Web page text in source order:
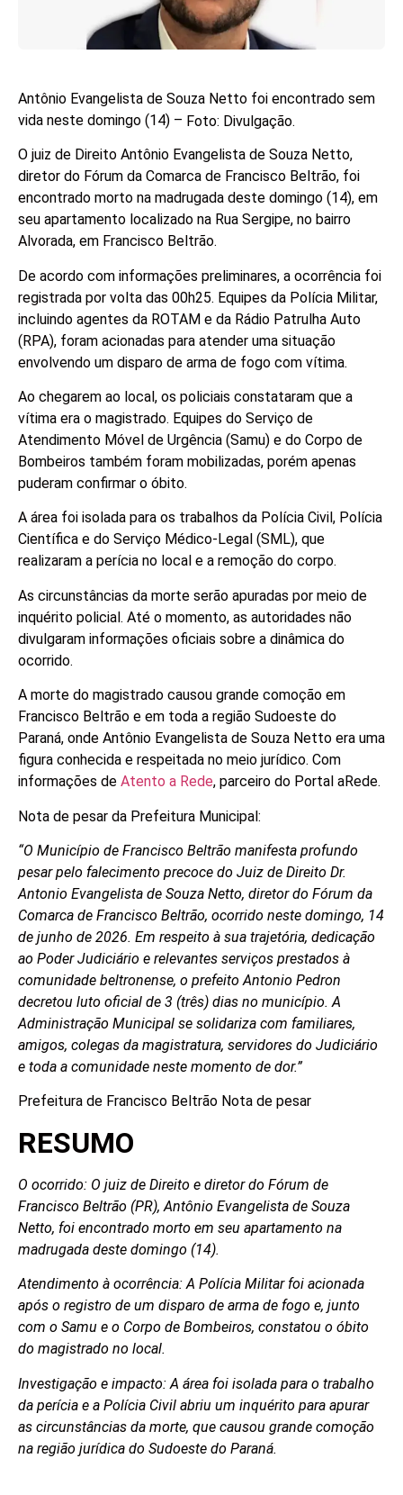
Antônio Evangelista de Souza Netto foi encontrado sem
vida neste domingo (14) – Foto: Divulgação.
O juiz de Direito Antônio Evangelista de Souza Netto,
diretor do Fórum da Comarca de Francisco Beltrão, foi
encontrado morto na madrugada deste domingo (14), em
seu apartamento localizado na Rua Sergipe, no bairro
Alvorada, em Francisco Beltrão.
De acordo com informações preliminares, a ocorrência foi
registrada por volta das 00h25. Equipes da Polícia Militar,
incluindo agentes da ROTAM e da Rádio Patrulha Auto
(RPA), foram acionadas para atender uma situação
envolvendo um disparo de arma de fogo com vítima.
Ao chegarem ao local, os policiais constataram que a
vítima era o magistrado. Equipes do Serviço de
Atendimento Móvel de Urgência (Samu) e do Corpo de
Bombeiros também foram mobilizadas, porém apenas
puderam confirmar o óbito.
A área foi isolada para os trabalhos da Polícia Civil, Polícia
Científica e do Serviço Médico-Legal (SML), que
realizaram a perícia no local e a remoção do corpo.
As circunstâncias da morte serão apuradas por meio de
inquérito policial. Até o momento, as autoridades não
divulgaram informações oficiais sobre a dinâmica do
ocorrido.
A morte do magistrado causou grande comoção em
Francisco Beltrão e em toda a região Sudoeste do
Paraná, onde Antônio Evangelista de Souza Netto era uma
figura conhecida e respeitada no meio jurídico. Com
informações de Atento a Rede, parceiro do Portal aRede.
Nota de pesar da Prefeitura Municipal:
“O Município de Francisco Beltrão manifesta profundo
pesar pelo falecimento precoce do Juiz de Direito Dr.
Antonio Evangelista de Souza Netto, diretor do Fórum da
Comarca de Francisco Beltrão, ocorrido neste domingo, 14
de junho de 2026. Em respeito à sua trajetória, dedicação
ao Poder Judiciário e relevantes serviços prestados à
comunidade beltronense, o prefeito Antonio Pedron
decretou luto oficial de 3 (três) dias no município. A
Administração Municipal se solidariza com familiares,
amigos, colegas da magistratura, servidores do Judiciário
e toda a comunidade neste momento de dor.”
Prefeitura de Francisco Beltrão Nota de pesar
RESUMO
O ocorrido: O juiz de Direito e diretor do Fórum de
Francisco Beltrão (PR), Antônio Evangelista de Souza
Netto, foi encontrado morto em seu apartamento na
madrugada deste domingo (14).
Atendimento à ocorrência: A Polícia Militar foi acionada
após o registro de um disparo de arma de fogo e, junto
com o Samu e o Corpo de Bombeiros, constatou o óbito
do magistrado no local.
Investigação e impacto: A área foi isolada para o trabalho
da perícia e a Polícia Civil abriu um inquérito para apurar
as circunstâncias da morte, que causou grande comoção
na região jurídica do Sudoeste do Paraná.